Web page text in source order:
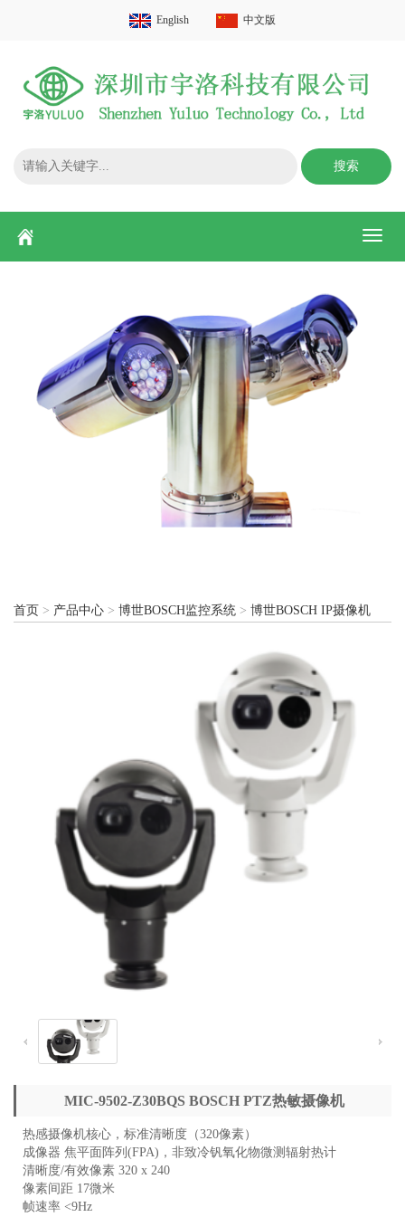
English 中文版
搜索
首页 > 产品中心 > 博世BOSCH监控系统 > 博世BOSCH IP摄像机
MIC-9502-Z30BQS BOSCH PTZ热敏摄像机
热感摄像机核心，标准清晰度（320像素）
成像器 焦平面阵列(FPA)，非致冷钒氧化物微测辐射热计
清晰度/有效像素 320 x 240
像素间距 17微米
帧速率 <9Hz